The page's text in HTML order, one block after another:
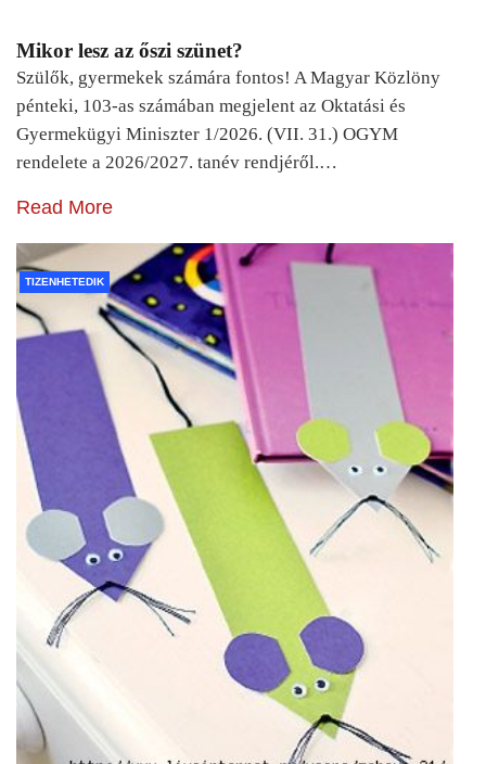
Mikor lesz az őszi szünet?
Szülők, gyermekek számára fontos! A Magyar Közlöny
pénteki, 103-as számában megjelent az Oktatási és
Gyermekügyi Miniszter 1/2026. (VII. 31.) OGYM
rendelete a 2026/2027. tanév rendjéről.…
Read More
TIZENHETEDIK